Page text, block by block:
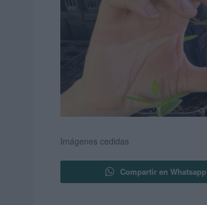
Imágenes cedidas
Compartir en Whatsapp